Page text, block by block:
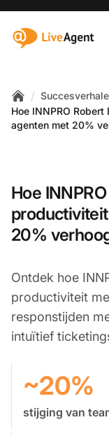
:site.title
Home
/
Hoe INNPRO
agenten met 20%
Hoe
20%
Ontdek hoe
productiviteit
responstijden
intuïtief
~20%
stijging van